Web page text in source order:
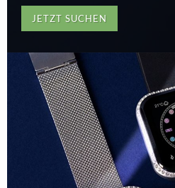
JETZT SUCHEN